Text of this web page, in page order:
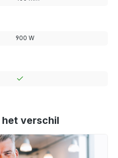
900 W
het verschil